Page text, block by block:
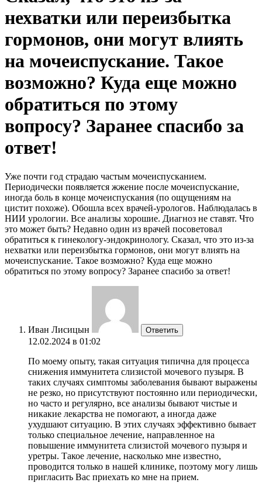
нехватки или переизбытка
гормонов, они могут влиять
на мочеиспускание. Такое
возможно? Куда еще можно
обратиться по этому
вопросу? Заранее спасибо за
ответ!
Уже почти год страдаю частым мочеиспусканием.
Периодически появляется жжение после мочеиспускание,
иногда боль в конце мочеиспускания (по ощущениям на
цистит похоже). Обошла всех врачей-урологов. Наблюдалась в
НИИ урологии. Все анализы хорошие. Диагноз не ставят. Что
это может быть? Недавно один из врачей посоветовал
обратиться к гинекологу-эндокринологу. Сказал, что это из-за
нехватки или переизбытка гормонов, они могут влиять на
мочеиспускание. Такое возможно? Куда еще можно
обратиться по этому вопросу? Заранее спасибо за ответ!
Иван Лисицын Ответить
12.02.2024 в 01:02
По моему опыту, такая ситуация типична для процесса
снижения иммунитета слизистой мочевого пузыря. В
таких случаях симптомы заболевания бывают выражены
не резко, но присутствуют постоянно или периодически,
но часто и регулярно, все анализы бывают чистые и
никакие лекарства не помогают, а иногда даже
ухудшают ситуацию. В этих случаях эффективно бывает
только специальное лечение, направленное на
повышение иммунитета слизистой мочевого пузыря и
уретры. Такое лечение, насколько мне известно,
проводится только в нашей клинике, поэтому могу лишь
пригласить Вас приехать ко мне на прием.